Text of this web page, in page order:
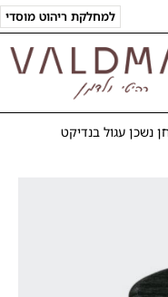
למחלקת ריהוט מוסדי
נשכן עגול בנדיקט